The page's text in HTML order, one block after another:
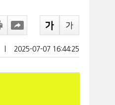
2025-07-07 16:44:25